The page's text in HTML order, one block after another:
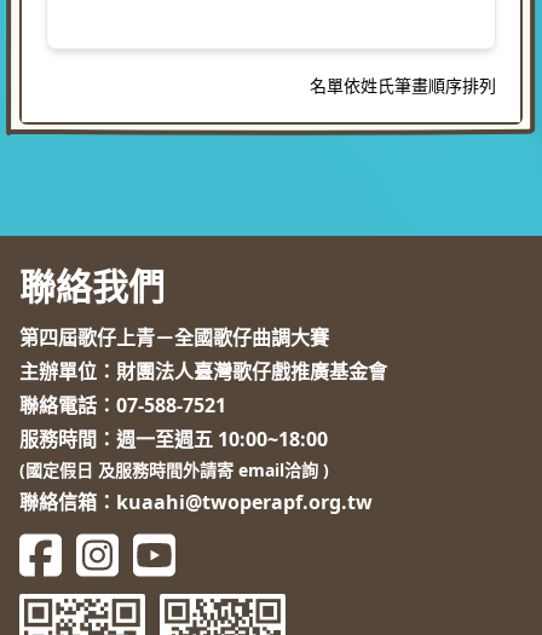
名單依姓氏筆畫順序排列
聯絡我們
第四屆歌仔上青－全國歌仔曲調大賽
主辦單位：財團法人臺灣歌仔戲推廣基金會
聯絡電話： 07-588-7521
服務時間：週一至週五 10:00~18:00
(國定假日 及服務時間外請寄 email洽詢 )
聯絡信箱：kuaahi@twoperapf.org.tw